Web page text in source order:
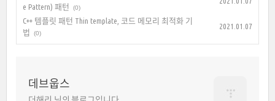
e Pattern) 패턴 (0)
C++ 템플릿 패턴 Thin template, 코드 메모리 최적화 기
법
(0)
2021.01.07
데브웁스